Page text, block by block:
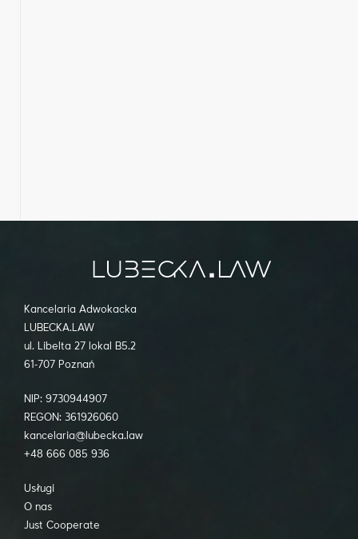
Kancelaria Adwokacka
LUBECKA.LAW
ul. Libelta 27 lokal B5.2
61-707 Poznań
NIP: 9730944907
REGON: 361926060
kancelaria@lubecka.law
+48 666 085 936
Usługi
O nas
Just Cooperate